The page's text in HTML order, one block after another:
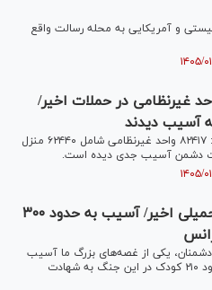
و آمریکایی به محله رسالت واقع
۸۲ هزار واحد غیرنظامی در حملات اخیر/
رئیس جمعیت هلال احمر کشور، گفت: ۸۲۴۱۷ واحد غیرنظامی شامل ۶۲۴۴۰ منزل
شهادت ۲۱۰ کودک در جنگ تحمیلی اخیر/ آسیب به حدود ۳۰۰
دشمنان، یکی از غصه‌های بزرگ ما آسیب
دیدن کودکان است، گفت: تا امروز حدود ۲۱۰ کودک در این جنگ به شهادت